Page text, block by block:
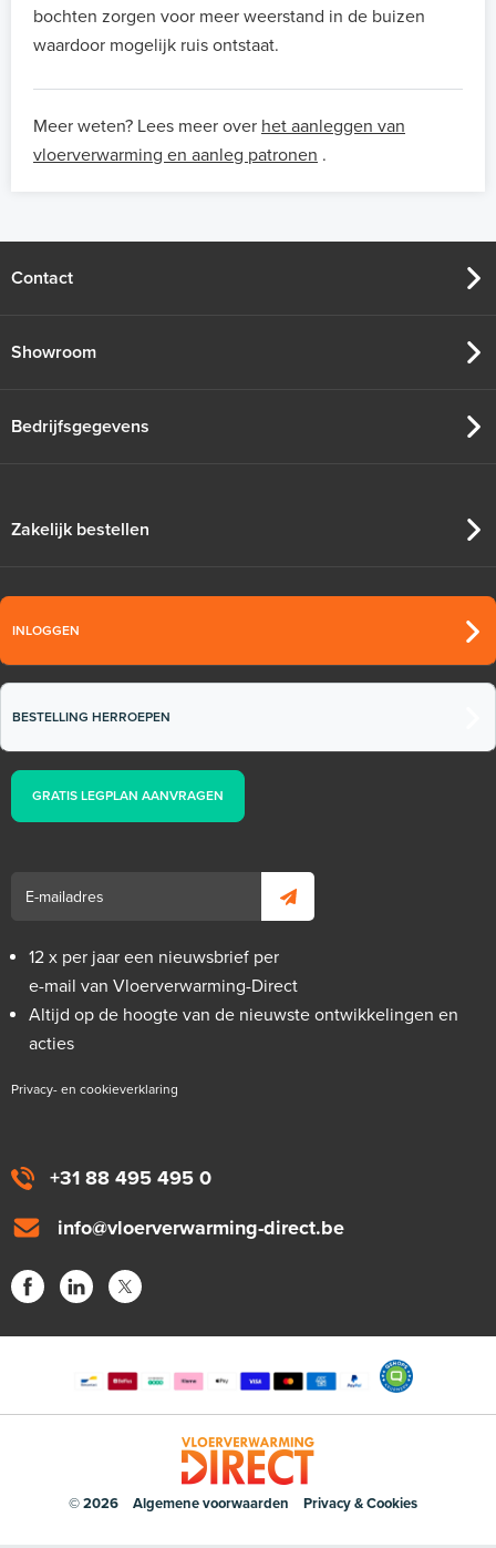
bochten zorgen voor meer weerstand in de buizen
waardoor mogelijk ruis ontstaat.
Meer weten? Lees meer over het aanleggen van
vloerverwarming en aanleg patronen .
+31 88 495 495 0
info@vloerverwarming-direct.be
Contact
Showroom
Bedrijfsgegevens
Zakelijk bestellen
INLOGGEN
BESTELLING HERROEPEN
GRATIS LEGPLAN AANVRAGEN
12 x per jaar een nieuwsbrief per
e-mail van Vloerverwarming-Direct
Altijd op de hoogte van de nieuwste ontwikkelingen en
acties
Privacy- en cookieverklaring
© 2026 Algemene voorwaarden Privacy & Cookies